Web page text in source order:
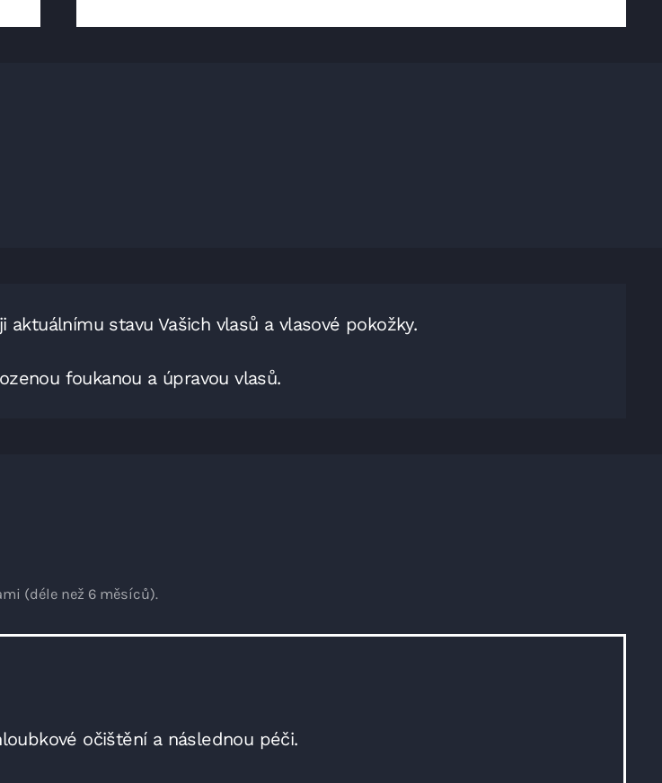
stavu Vašich vlasů a vlasové pokožky.
foukanou a úpravou vlasů.
(déle než 6 měsíců).
očištění a následnou péči.